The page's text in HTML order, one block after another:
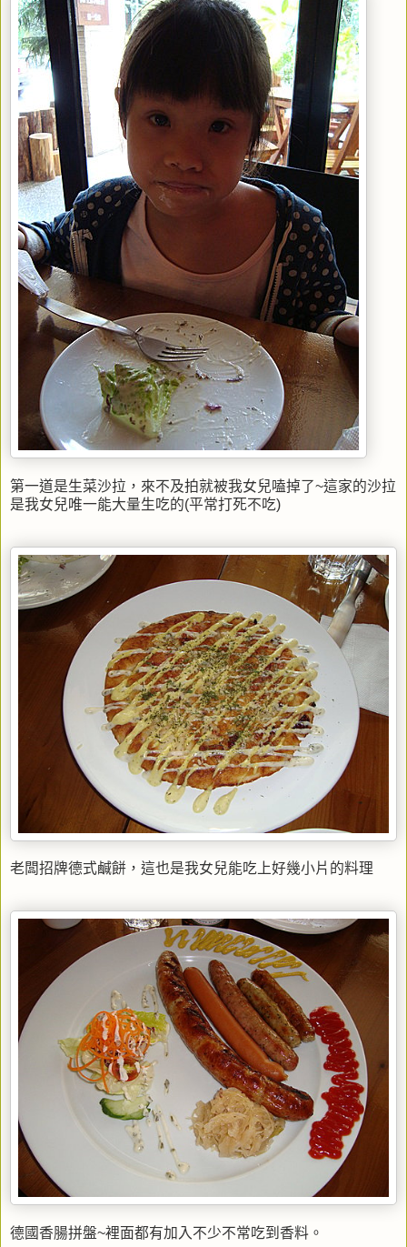
第一道是生菜沙拉，來不及拍就被我女兒嗑掉了~這家的沙拉
是我女兒唯一能大量生吃的(平常打死不吃)
老闆招牌德式鹹餅，這也是我女兒能吃上好幾小片的料理
德國香腸拼盤~裡面都有加入不少不常吃到香料。